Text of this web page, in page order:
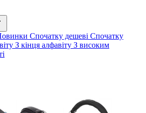
Спочатку дешеві Спочатку
З кінця алфавіту З високим